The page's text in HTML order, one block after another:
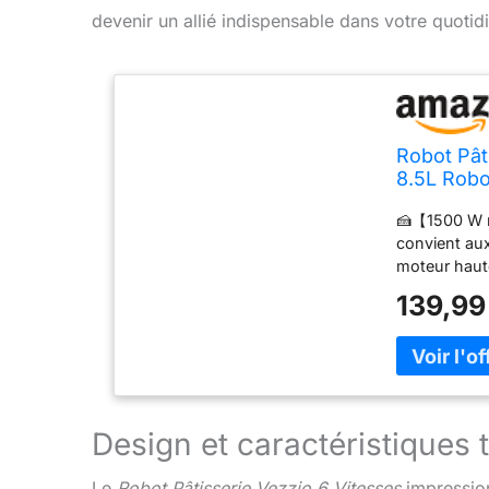
devenir un allié indispensable dans votre
Robot
8.5L
🍰【1500
convient
moteur
pour un
vitesse
bol de
offre une
conception
d'un
Design et caractéristiques